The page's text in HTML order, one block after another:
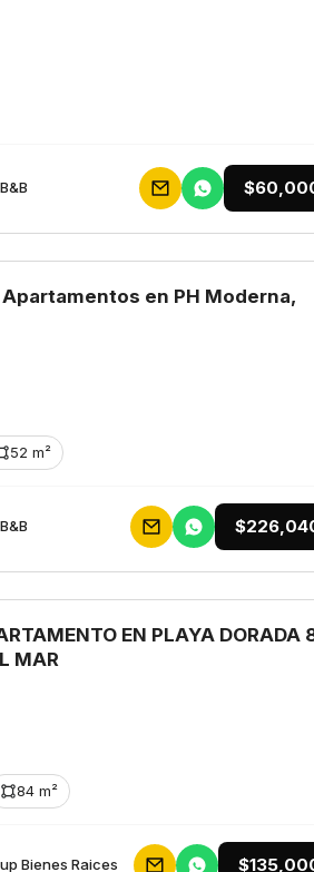
en PH Moderna,
52 m²
EN PLAYA DORADA
MAR
84 m²
Bienes Raices